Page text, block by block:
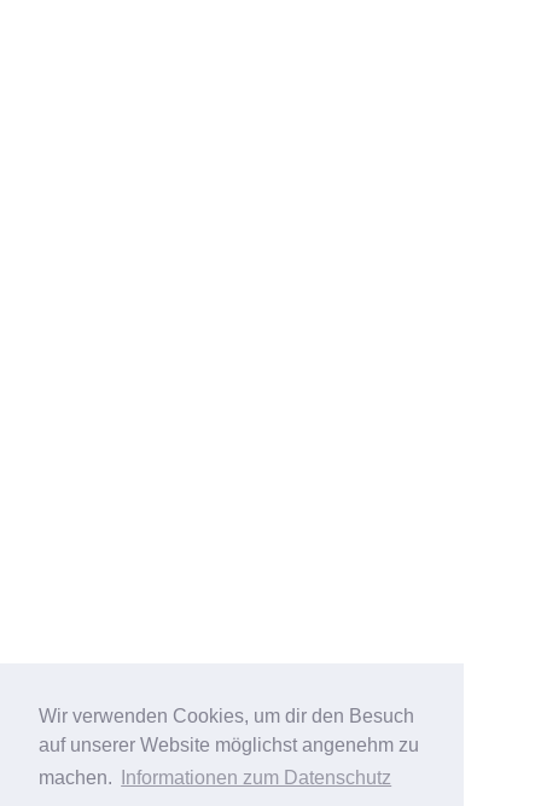
Wir verwenden Cookies, um dir den Besuch
auf unserer Website möglichst angenehm zu
machen.
Informationen zum Datenschutz